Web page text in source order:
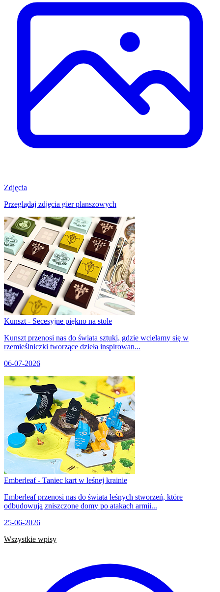
Zdjęcia
Przeglądaj zdjęcia gier planszowych
Kunszt - Secesyjne piękno na stole
Kunszt przenosi nas do świata sztuki, gdzie wcielamy się w
rzemieślniczki tworzące dzieła inspirowan...
06-07-2026
Emberleaf - Taniec kart w leśnej krainie
Emberleaf przenosi nas do świata leśnych stworzeń, które
odbudowują zniszczone domy po atakach armii...
25-06-2026
Wszystkie wpisy